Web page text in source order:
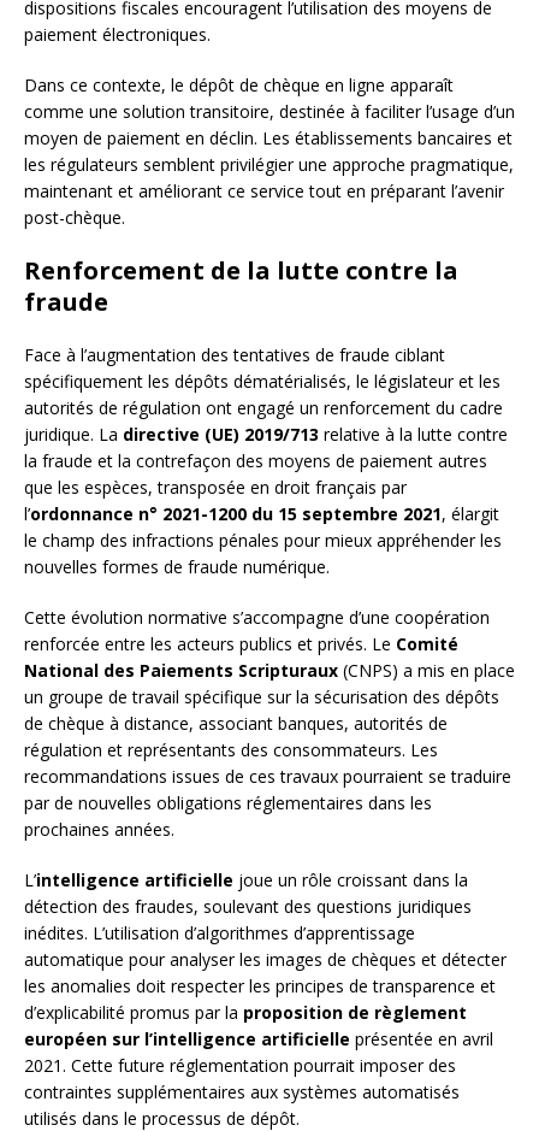
dispositions fiscales encouragent l’utilisation des moyens de
paiement électroniques.
Dans ce contexte, le dépôt de chèque en ligne apparaît
comme une solution transitoire, destinée à faciliter l’usage d’un
moyen de paiement en déclin. Les établissements bancaires et
les régulateurs semblent privilégier une approche pragmatique,
maintenant et améliorant ce service tout en préparant l’avenir
post-chèque.
Renforcement de la lutte contre la
fraude
Face à l’augmentation des tentatives de fraude ciblant
spécifiquement les dépôts dématérialisés, le législateur et les
autorités de régulation ont engagé un renforcement du cadre
juridique. La directive (UE) 2019/713 relative à la lutte contre
la fraude et la contrefaçon des moyens de paiement autres
que les espèces, transposée en droit français par
l’ordonnance n° 2021-1200 du 15 septembre 2021, élargit
le champ des infractions pénales pour mieux appréhender les
nouvelles formes de fraude numérique.
Cette évolution normative s’accompagne d’une coopération
renforcée entre les acteurs publics et privés. Le Comité
National des Paiements Scripturaux (CNPS) a mis en place
un groupe de travail spécifique sur la sécurisation des dépôts
de chèque à distance, associant banques, autorités de
régulation et représentants des consommateurs. Les
recommandations issues de ces travaux pourraient se traduire
par de nouvelles obligations réglementaires dans les
prochaines années.
L’intelligence artificielle joue un rôle croissant dans la
détection des fraudes, soulevant des questions juridiques
inédites. L’utilisation d’algorithmes d’apprentissage
automatique pour analyser les images de chèques et détecter
les anomalies doit respecter les principes de transparence et
d’explicabilité promus par la proposition de règlement
européen sur l’intelligence artificielle présentée en avril
2021. Cette future réglementation pourrait imposer des
contraintes supplémentaires aux systèmes automatisés
utilisés dans le processus de dépôt.